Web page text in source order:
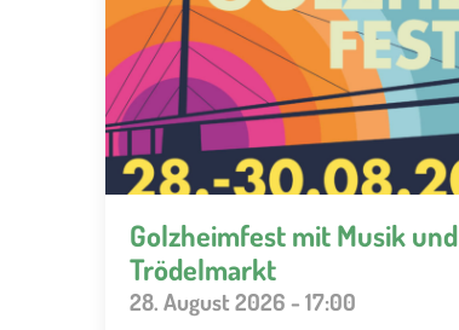
Golzheimfest mit Musik und
Trödelmarkt
28. August 2026 - 17:00